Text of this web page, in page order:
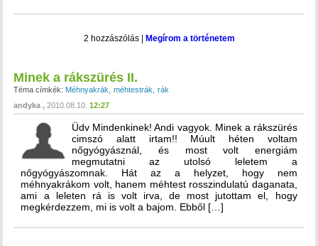
2 hozzászólás| Megírom a történetem
Minek a rákszürés II.
Téma címkék: Méhnyakrák méhtestrák
rák
andyka
2010.08.10. 12:27
Üdv Mindenkinek! Andi vagyok. Minek a rákszürés
cimszó alatt irtam!! Múult héten voltam
nőgyógyásznál, és most volt energiám
megmutatni az utolsó leletem a
nőgyógyászomnak. Hát az a helyzet, hogy nem
méhnyakrákom volt, hanem méhtest rosszindulatú daganata,
ami a leleten rá is volt irva, de most jutottam el, hogy
megkérdezzem, mi is volt a bajom. Ebből […]